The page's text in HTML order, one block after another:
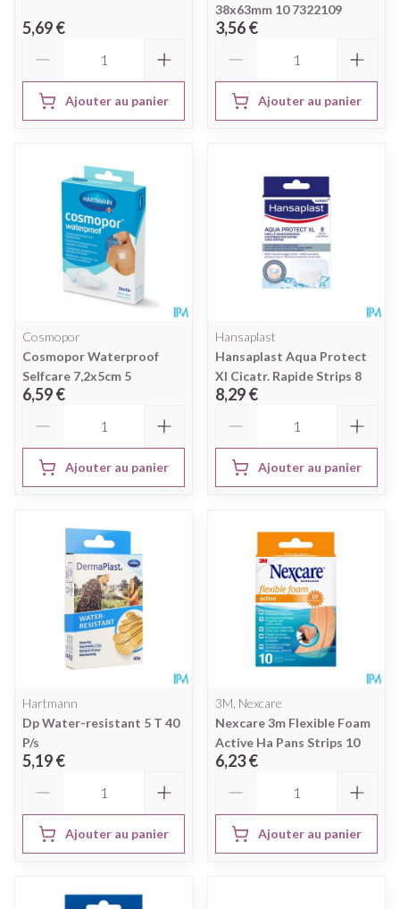
5,69 €
Ajouter au panier
38x63mm 10 7322109
3,56 €
Ajouter au panier
Cosmopor
Cosmopor Waterproof
Selfcare 7,2x5cm 5
6,59 €
Ajouter au panier
Hansaplast
Hansaplast Aqua Protect
Xl Cicatr. Rapide Strips 8
8,29 €
Ajouter au panier
Hartmann
Dp Water-resistant 5 T 40
P/s
5,19 €
Ajouter au panier
3M, Nexcare
Nexcare 3m Flexible Foam
Active Ha Pans Strips 10
6,23 €
Ajouter au panier